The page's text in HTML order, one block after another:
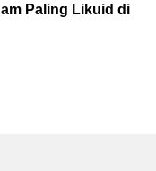
Paling Likuid di